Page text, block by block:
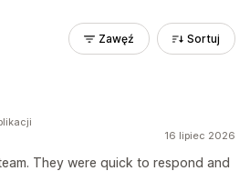
Zawęź Sortuj
16 lipiec 2026
They were quick to respond and